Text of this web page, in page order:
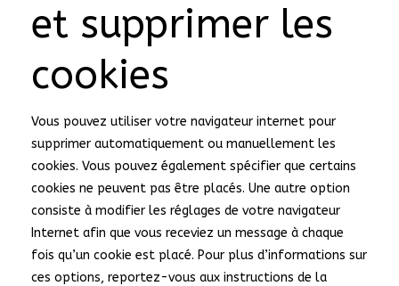
et supprimer les
cookies
Vous pouvez utiliser votre navigateur internet pour
supprimer automatiquement ou manuellement les
cookies. Vous pouvez également spécifier que certains
cookies ne peuvent pas être placés. Une autre option
consiste à modifier les réglages de votre navigateur
Internet afin que vous receviez un message à chaque
fois qu’un cookie est placé. Pour plus d’informations sur
ces options, reportez-vous aux instructions de la